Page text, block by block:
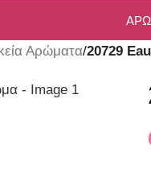
Αρώματα/20729